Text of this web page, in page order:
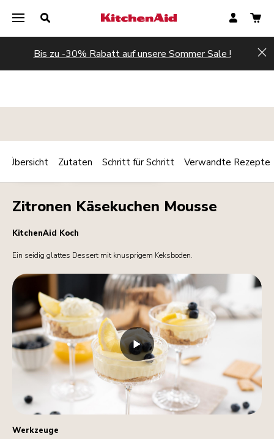
Bis zu -30% Rabatt auf unsere Sommer Sale !
Werkzeuge
DESSERTS FRÜHSTÜCK/BRUNCH Print
Share
Zitronen Käsekuchen Mousse
KitchenAid Koch
Ein seidig glattes Dessert mit knusprigem Keksboden.
Übersicht Zutaten Schritt für Schritt Verwandte Rezepte